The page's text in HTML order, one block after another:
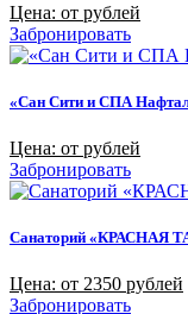
Цена: от рублей
Забронировать
«Сан Сити и СПА
Цена: от рублей
Забронировать
Санаторий «КРАСНАЯ
Цена: от 2350 рублей
Забронировать